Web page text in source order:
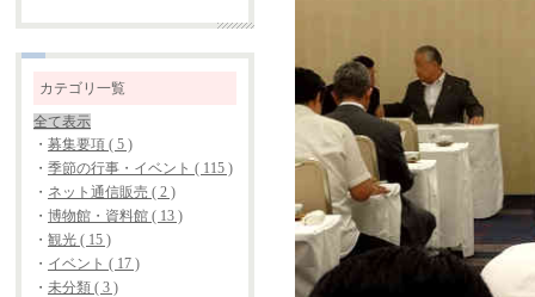
カテゴリ一覧
全て表示
・ 募集要項 ( 5 )
・ 季節の行事・イベント ( 115 )
・ ネット通信販売 ( 2 )
・ 博物館・資料館 ( 13 )
・ 観光 ( 15 )
・ イベント ( 17 )
・ 未分類 ( 3 )